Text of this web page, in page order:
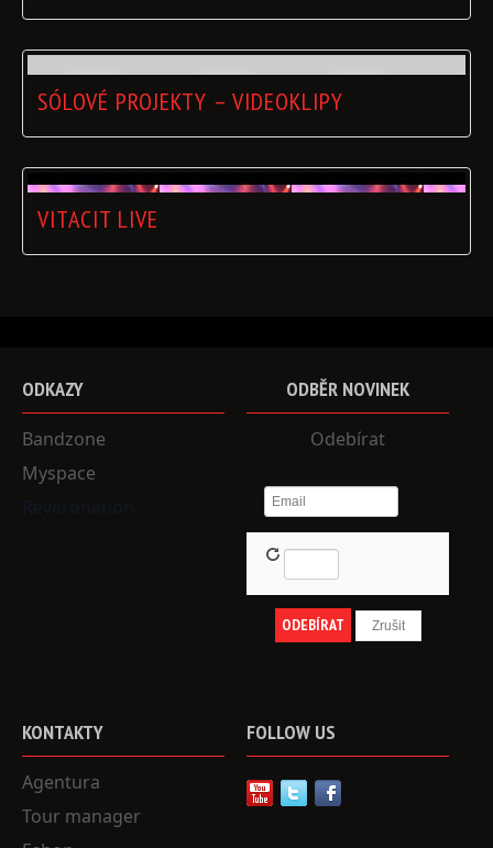
SÓLOVÉ PROJEKTY – VIDEOKLIPY
VITACIT LIVE
ODKAZY
Bandzone
Myspace
Reverbnation
ODBĚR NOVINEK
Odebírat
KONTAKTY
Agentura
Tour manager
FOLLOW US